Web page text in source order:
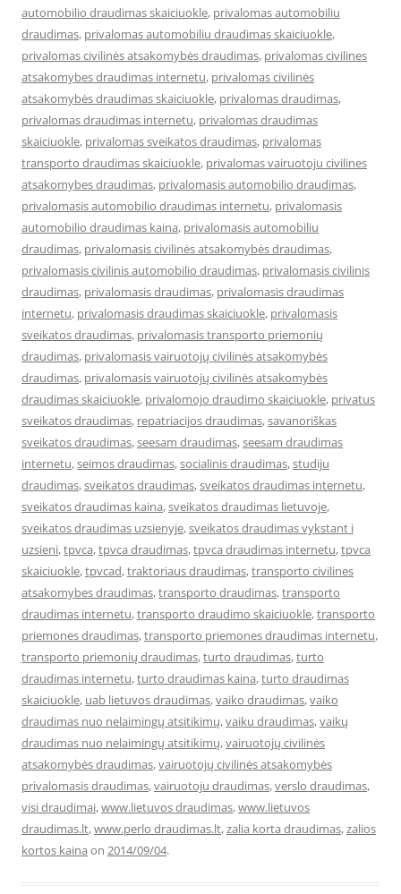
automobilio draudimas skaiciuokle, privalomas automobiliu
draudimas, privalomas automobiliu draudimas skaiciuokle,
privalomas civilinės atsakomybės draudimas, privalomas civilines
atsakomybes draudimas internetu, privalomas civilinės
atsakomybės draudimas skaiciuokle, privalomas draudimas,
privalomas draudimas internetu, privalomas draudimas
skaiciuokle, privalomas sveikatos draudimas, privalomas
transporto draudimas skaiciuokle, privalomas vairuotoju civilines
atsakomybes draudimas, privalomasis automobilio draudimas,
privalomasis automobilio draudimas internetu, privalomasis
automobilio draudimas kaina, privalomasis automobiliu
draudimas, privalomasis civilinės atsakomybės draudimas,
privalomasis civilinis automobilio draudimas, privalomasis civilinis
draudimas, privalomasis draudimas, privalomasis draudimas
internetu, privalomasis draudimas skaiciuokle, privalomasis
sveikatos draudimas, privalomasis transporto priemonių
draudimas, privalomasis vairuotojų civilinės atsakomybės
draudimas, privalomasis vairuotojų civilinės atsakomybės
draudimas skaiciuokle, privalomojo draudimo skaiciuokle, privatus
sveikatos draudimas, repatriacijos draudimas,savanoriškas
sveikatos draudimas,seesam draudimas,seesam draudimas
internetu,seimos draudimas,socialinis draudimas,studiju
draudimas,sveikatos draudimas,sveikatos draudimas internetu,
sveikatos draudimas kaina,sveikatos draudimas lietuvoje,
sveikatos draudimas uzsienyje,sveikatos draudimas vykstant i
uzsieni,tpvca,tpvca draudimas,tpvca draudimas internetu,tpvca
skaiciuokle,tpvcad,traktoriaus draudimas,transporto civilines
atsakomybes draudimas,transporto draudimas,transporto
draudimas internetu,transporto draudimo skaiciuokle,transporto
priemones draudimas,transporto priemones draudimas internetu,
transporto priemonių draudimas,turto draudimas,turto
draudimas internetu,turto draudimas kaina,turto draudimas
skaiciuokle, uab lietuvos draudimas,vaiko draudimas,vaiko
draudimas nuo nelaimingų atsitikimų,vaiku draudimas,vaikų
draudimas nuo nelaimingų atsitikimų,vairuotojų civilinės
atsakomybės draudimas,vairuotojų civilinės atsakomybės
privalomasis draudimas,vairuotoju draudimas,verslo draudimas,
visi draudimai,www.lietuvos draudimas,www.lietuvos
draudimas.lt,www.perlo draudimas.lt,zalia korta draudimas,zalios
kortos kaina on 2014/09/04.